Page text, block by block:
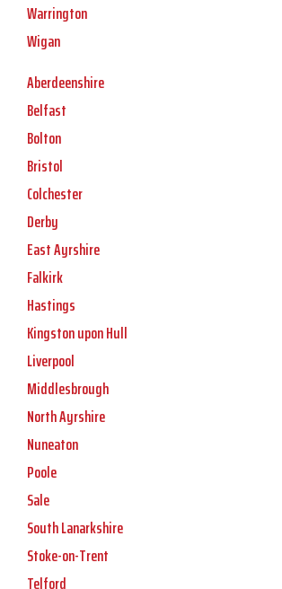
Warrington
Wigan
Aberdeenshire
Belfast
Bolton
Bristol
Colchester
Derby
East Ayrshire
Falkirk
Hastings
Kingston upon Hull
Liverpool
Middlesbrough
North Ayrshire
Nuneaton
Poole
Sale
South Lanarkshire
Stoke-on-Trent
Telford